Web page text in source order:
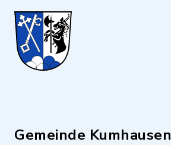
Gemeinde Kumhausen